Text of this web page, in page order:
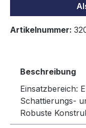
Artikelnummer:
Beschreibung
Einsatzbereich:
Schattierungs-
Robuste